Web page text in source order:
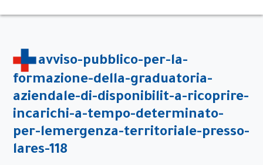
avviso-pubblico-per-la-
formazione-della-graduatoria-
aziendale-di-disponibilit-a-ricoprire-
incarichi-a-tempo-determinato-
per-lemergenza-territoriale-presso-
lares-118